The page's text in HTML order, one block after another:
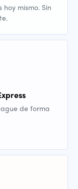
mismo. Sin
de forma